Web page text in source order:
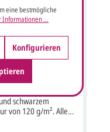
mit Seidenfutter
schwarzem
von 120 g/m². Alle
eine bestmögliche
Informationen ...
Konfigurieren